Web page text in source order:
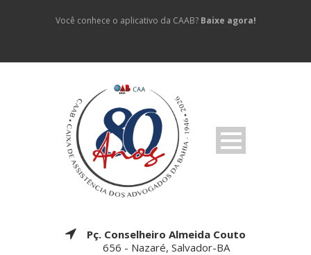
Você conhece o aplicativo da CAAB? Baixe agora!
Pç. Conselheiro Almeida Couto
656 - Nazaré, Salvador-BA